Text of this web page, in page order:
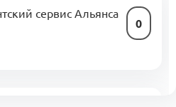
сервис Альянса
0